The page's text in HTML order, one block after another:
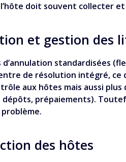
doit souvent collecter
et gestion des
standardisées
de résolution intégré, ce
aux hôtes mais aussi
dépôts, prépaiements).
des hôtes